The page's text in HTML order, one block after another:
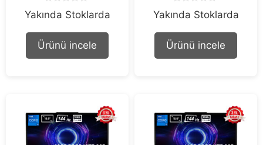
o
o
f
Yakında Stoklarda
Ürünü incele
o
o
f
Yakında Stoklarda
Ürünü incele